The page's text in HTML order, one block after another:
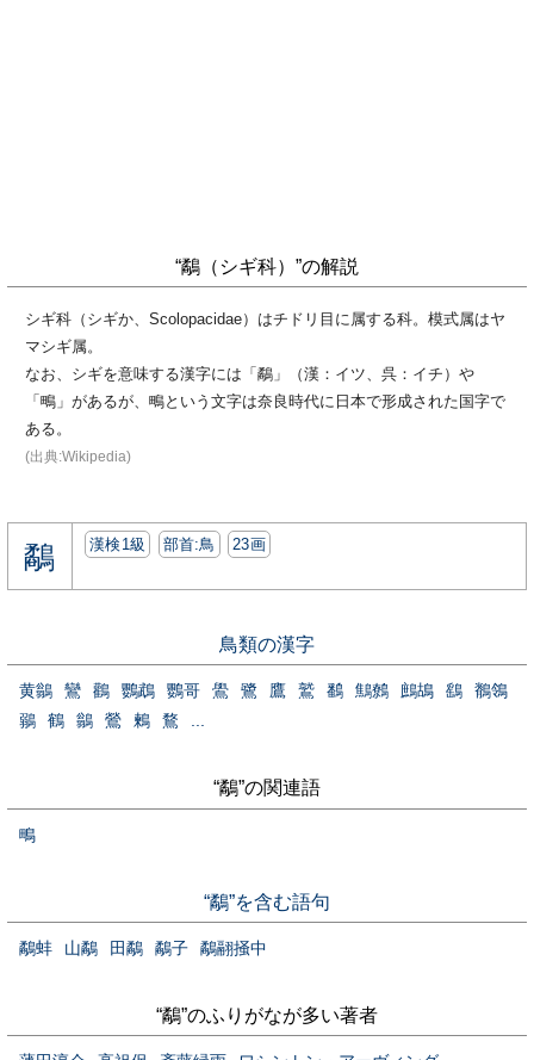
“鷸（シギ科）”の解説
シギ科（シギか、Scolopacidae）はチドリ目に属する科。模式属はヤ
マシギ属。
なお、シギを意味する漢字には「鷸」（漢：イツ、呉：イチ）や
「鴫」があるが、鴫という文字は奈良時代に日本で形成された国字で
ある。
(出典:Wikipedia)
鷸 漢検1級 部首:⿃ 23画
鳥類の漢字
黄鶲 鸞 鸛 鸚鵡 鸚哥 鷽 鷺 鷹 鷲 鷭 鷦鷯 鷓鴣 鷂
鶺鴒
鶸
鶴 鶲 鶯 鶫 鶩 ...
“鷸”の関連語
鴫
“鷸”を含む語句
鷸蚌 山鷸 田鷸 鷸子 鷸翮掻中
“鷸”のふりがなが多い著者